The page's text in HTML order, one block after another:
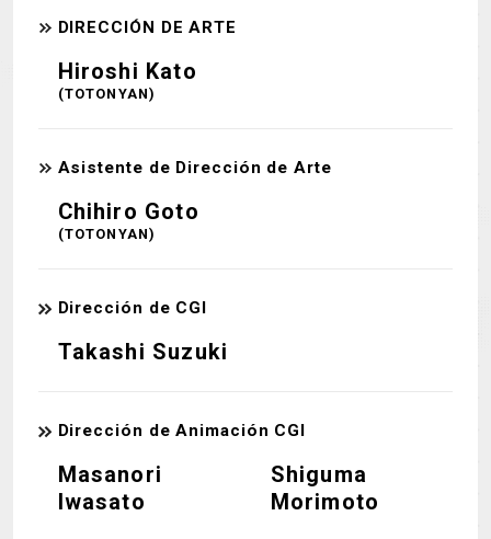
DIRECCIÓN DE ARTE
Hiroshi Kato
(TOTONYAN)
Asistente de Dirección de Arte
Chihiro Goto
(TOTONYAN)
Dirección de CGI
Takashi Suzuki
Dirección de Animación CGI
Masanori
Iwasato
Shiguma
Morimoto